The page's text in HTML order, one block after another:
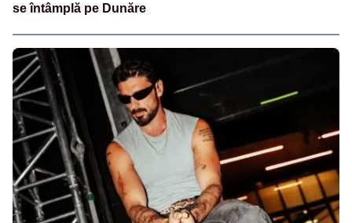
se întâmplă pe Dunăre